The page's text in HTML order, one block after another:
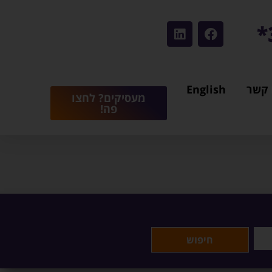
קשר
English
מעסיקים? לחצו
פה!